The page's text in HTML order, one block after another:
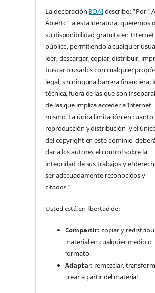
La declaración BOAIdescribe: “Por
Abierto" a esta literatura, queremos
su disponibilidad gratuita en Internet
público, permitiendo a cualquier
leer, descargar, copiar, distribuir,
buscar o usarlos con cualquier
legal, sin ninguna barrera financiera,
técnica, fuera de las que son
de las que implica acceder a Internet
mismo. La única limitación en cuanto
reproducción y distribución y el
del copyright en este dominio,
dar a los autores el control sobre la
integridad de sus trabajos y el
ser adecuadamente reconocidos y
citados."
Usted está en libertad de:
Compartir:copiar y
material en cualquier medio o
formato
Adaptar: remezclar,
crear a partir del material